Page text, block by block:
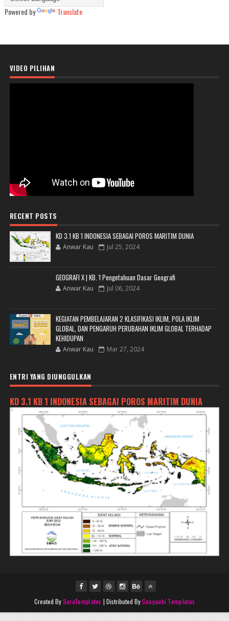
Powered by Translate
VIDEO PILIHAN
RECENT POSTS
KD 3.1 KB 1 INDONESIA SEBAGAI POROS MARITIM DUNIA
Anwar Kau Jul 25, 2024
GEOGRAFI X | KB. 1 Pengetahuan Dasar Geografi
Anwar Kau Jul 06, 2024
KEGIATAN PEMBELAJARAN 2 KLASIFIKASI IKLIM, POLA IKLIM
GLOBAL, DAN PENGARUH PERUBAHAN IKLIM GLOBAL TERHADAP
KEHIDUPAN
Anwar Kau Mar 27, 2024
ENTRI YANG DIUNGGULKAN
KD 3.1 KB 1 INDONESIA SEBAGAI POROS MARITIM DUNIA
Created BySoraTemplates | Distributed ByGooyaabi Templates